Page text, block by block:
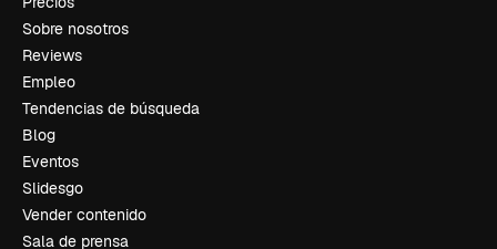
Sobre nosotros
Reviews
Empleo
Tendencias de búsqueda
Blog
Eventos
Slidesgo
Vender contenido
Sala de prensa